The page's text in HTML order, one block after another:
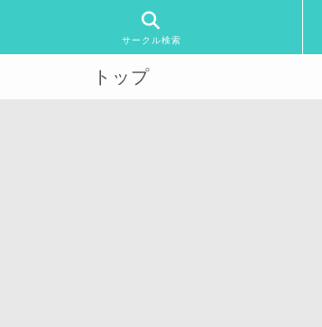
サークル検索
トップ